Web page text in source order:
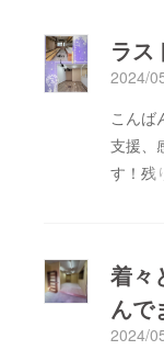
ラス
2024/
こんば
支援、
す！残
事も終
房機器
なりま
着々
んで
2024/